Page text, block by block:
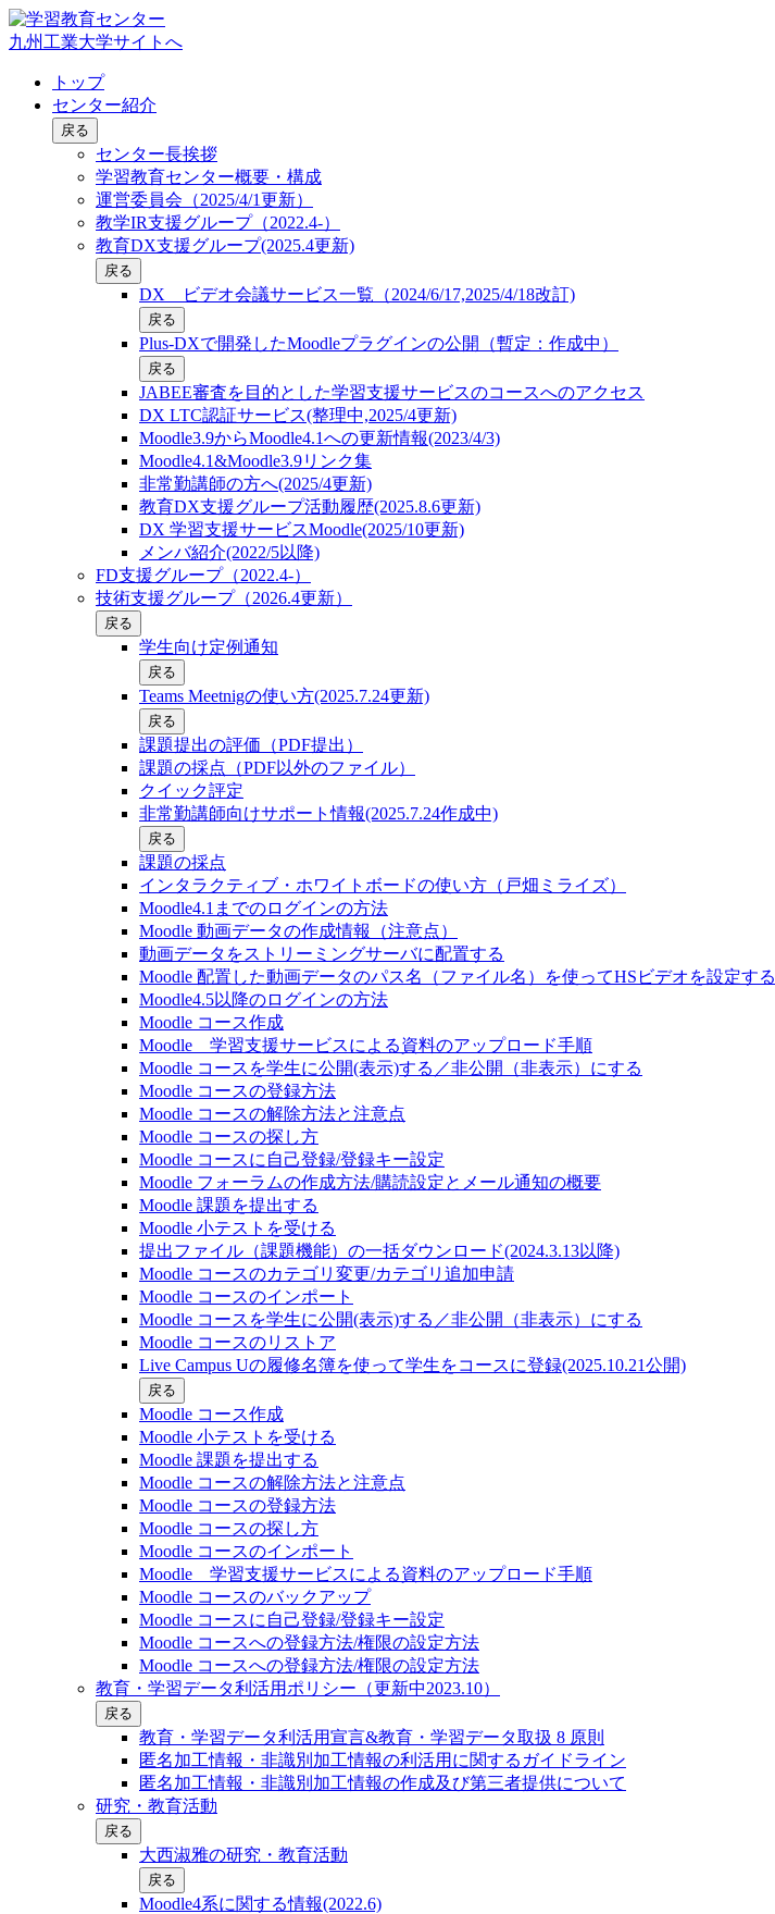
九州工業大学サイトへ
トップ
センター紹介
戻る
センター長挨拶
学習教育センター概要・構成
運営委員会（2025/4/1更新）
教学IR支援グループ（2022.4-）
教育DX支援グループ(2025.4更新)
戻る
DX ビデオ会議サービス一覧（2024/6/17,2025/4/18改訂)
戻る
Plus-DXで開発したMoodleプラグインの公開（暫定：作成中）
戻る
JABEE審査を目的とした学習支援サービスのコースへのアクセス
DX LTC認証サービス(整理中,2025/4更新)
Moodle3.9からMoodle4.1への更新情報(2023/4/3)
Moodle4.1&Moodle3.9リンク集
非常勤講師の方へ(2025/4更新)
教育DX支援グループ活動履歴(2025.8.6更新)
DX 学習支援サービスMoodle(2025/10更新)
メンバ紹介(2022/5以降)
FD支援グループ（2022.4-）
技術支援グループ（2026.4更新）
戻る
学生向け定例通知
戻る
Teams Meetnigの使い方(2025.7.24更新)
戻る
課題提出の評価（PDF提出）
課題の採点（PDF以外のファイル）
クイック評定
非常勤講師向けサポート情報(2025.7.24作成中)
戻る
課題の採点
インタラクティブ・ホワイトボードの使い方（戸畑ミライズ）
Moodle4.1までのログインの方法
Moodle 動画データの作成情報（注意点）
動画データをストリーミングサーバに配置する
Moodle 配置した動画データのパス名（ファイル名）を使ってHSビデオを設定する
Moodle4.5以降のログインの方法
Moodle コース作成
Moodle 学習支援サービスによる資料のアップロード手順
Moodle コースを学生に公開(表示)する／非公開（非表示）にする
Moodle コースの登録⽅法
Moodle コースの解除方法と注意点
Moodle コースの探し⽅
Moodle コースに自己登録/登録キー設定
Moodle フォーラムの作成方法/購読設定とメール通知の概要
Moodle 課題を提出する
Moodle 小テストを受ける
提出ファイル（課題機能）の一括ダウンロード(2024.3.13以降)
Moodle コースのカテゴリ変更/カテゴリ追加申請
Moodle コースのインポート
Moodle コースを学生に公開(表示)する／非公開（非表示）にする
Moodle コースのリストア
Live Campus Uの履修名簿を使って学生をコースに登録(2025.10.21公開)
戻る
Moodle コース作成
Moodle 小テストを受ける
Moodle 課題を提出する
Moodle コースの解除方法と注意点
Moodle コースの登録⽅法
Moodle コースの探し⽅
Moodle コースのインポート
Moodle 学習支援サービスによる資料のアップロード手順
Moodle コースのバックアップ
Moodle コースに自己登録/登録キー設定
Moodle コースへの登録方法/権限の設定方法
Moodle コースへの登録方法/権限の設定方法
教育・学習データ利活用ポリシー（更新中2023.10）
戻る
教育・学習データ利活用宣言&教育・学習データ取扱 8 原則
匿名加工情報・非識別加工情報の利活用に関するガイドライン
匿名加工情報・非識別加工情報の作成及び第三者提供について
研究・教育活動
戻る
大西淑雅の研究・教育活動
戻る
Moodle4系に関する情報(2022.6)